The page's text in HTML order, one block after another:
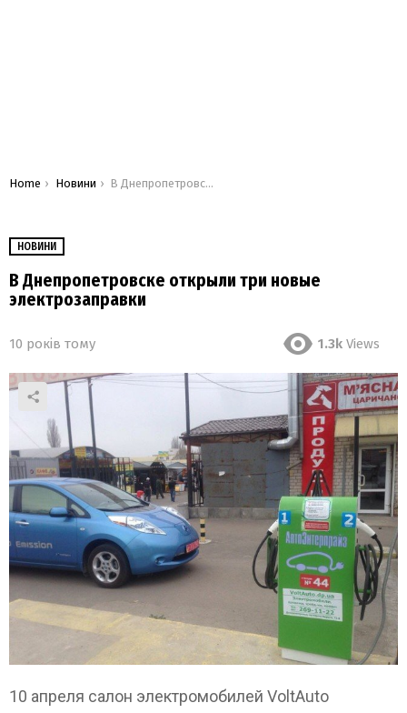
You are here:
Home Новини В Днепропетровске открыли три новые электрозаправки
НОВИНИ
В Днепропетровске открыли три новые
электрозаправки
10 років тому 1.3k Views
10 апреля салон электромобилей VoltAuto